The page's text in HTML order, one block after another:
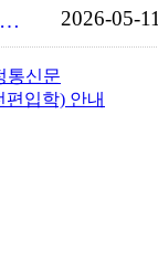
2026-05-